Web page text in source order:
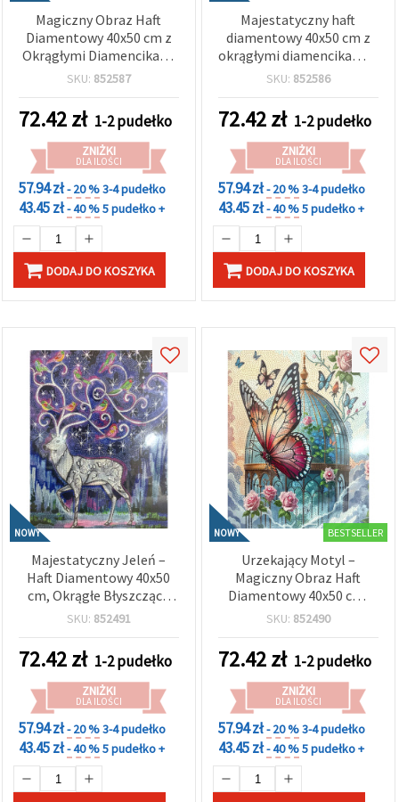
Magiczny Obraz Haft
Diamentowy 40x50 cm z
Okrągłymi Diamencikami
– Pełne Wyklejanie,
Elegancka Ramka
XQYX86086
SKU: 852587
72.42zł 1-2 pudełko
ZNIŻKI
DLA ILOŚCI
57.94 zł- 20 %3-4 pudełko
43.45 zł- 40 %5 pudełko +
DODAJ DO KOSZYKA
Majestatyczny haft
diamentowy 40x50 cm z
okrągłymi diamencikami –
pełne krycie (Full Drill)
elegancką ramą
XQYX86079
SKU: 852586
72.42zł 1-2 pudełko
ZNIŻKI
DLA ILOŚCI
57.94 zł- 20 %3-4 pudełko
43.45 zł- 40 %5 pudełko +
DODAJ DO KOSZYKA
NOWY
Majestatyczny Jeleń –
Haft Diamentowy 40x50
cm, Okrągłe Błyszczące
Diamenciki, Full Drill z
Magiczne Poroże
XQYX86091
SKU: 852491
72.42zł 1-2 pudełko
ZNIŻKI
DLA ILOŚCI
57.94 zł- 20 %3-4 pudełko
43.45 zł- 40 %5 pudełko +
NOWY BESTSELLER
Urzekający Motyl –
Magiczny Obraz Haft
Diamentowy 40x50 cm,
Okrągłe Błyszczące
Wypełnienie (Full Drill) z
Elegancką Ramą –
XQYX86099
SKU: 852490
72.42zł 1-2 pudełko
ZNIŻKI
DLA ILOŚCI
57.94 zł- 20 %3-4 pudełko
43.45 zł- 40 %5 pudełko +